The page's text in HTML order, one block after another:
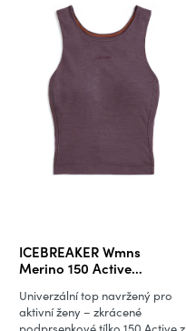
ůICEBREAKER Wmns
Merino 150 Active
Plum (vzorek)
Univerzální top navržený pro
aktivní ženy – zkrácené